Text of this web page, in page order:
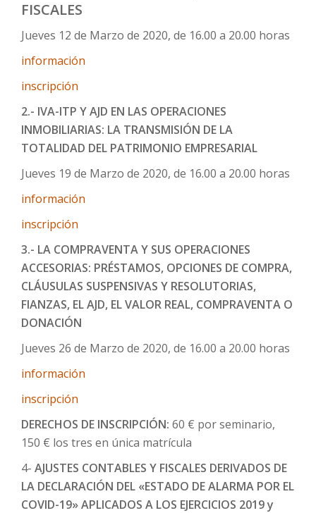
FISCALES
Jueves 12 de Marzo de 2020, de 16.00 a 20.00 horas
información
inscripción
2.- IVA-ITP Y AJD EN LAS OPERACIONES
INMOBILIARIAS: LA TRANSMISIÓN DE LA
TOTALIDAD DEL PATRIMONIO EMPRESARIAL
Jueves 19 de Marzo de 2020, de 16.00 a 20.00 horas
información
inscripción
3.- LA COMPRAVENTA Y SUS OPERACIONES
ACCESORIAS: PRÉSTAMOS, OPCIONES DE COMPRA,
CLÁUSULAS SUSPENSIVAS Y RESOLUTORIAS,
FIANZAS, EL AJD, EL VALOR REAL, COMPRAVENTA O
DONACIÓN
Jueves 26 de Marzo de 2020, de 16.00 a 20.00 horas
información
inscripción
DERECHOS DE INSCRIPCIÓN: 60 € por seminario,
150 € los tres en única matrícula
4- AJUSTES CONTABLES Y FISCALES DERIVADOS DE
LA DECLARACIÓN DEL «ESTADO DE ALARMA POR EL
COVID-19» APLICADOS A LOS EJERCICIOS 2019 y